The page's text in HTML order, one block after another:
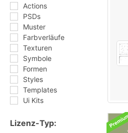
Actions
PSDs
Muster
Farbverläufe
Texturen
Symbole
Formen
Styles
Templates
Ui Kits
Lizenz-Typ: